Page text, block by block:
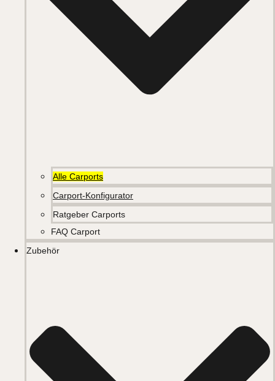
Alle Carports
Carport-Konfigurator
Ratgeber Carports
FAQ Carport
Zubehör